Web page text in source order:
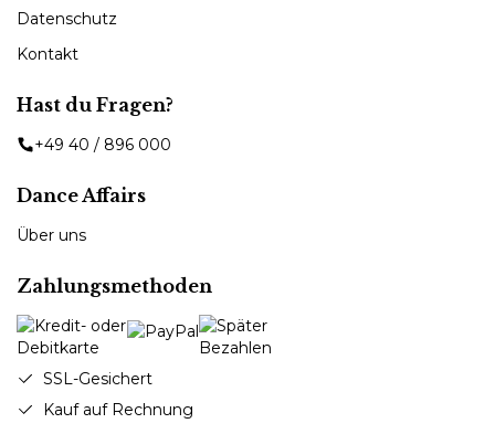
Datenschutz
Kontakt
Hast du Fragen?
+49 40 / 896 000
Dance Affairs
Über uns
Zahlungsmethoden
SSL-Gesichert
Kauf auf Rechnung